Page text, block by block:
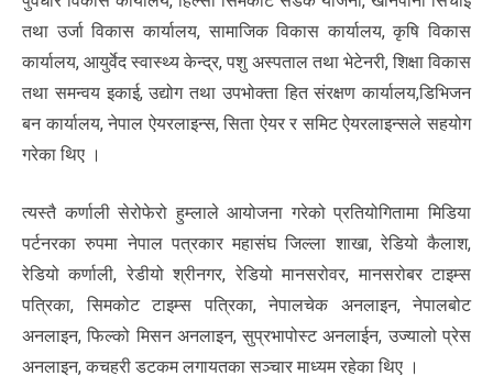
तथा उर्जा विकास कार्यालय, सामाजिक विकास कार्यालय, कृषि विकास
कार्यालय, आयुर्वेद स्वास्थ्य केन्द्र, पशु अस्पताल तथा भेटेनरी, शिक्षा विकास
तथा समन्वय इकाई, उद्योग तथा उपभोक्ता हित संरक्षण कार्यालय,डिभिजन
बन कार्यालय, नेपाल ऐयरलाइन्स, सिता ऐयर र समिट ऐयरलाइन्सले सहयोग
गरेका थिए ।
त्यस्तै कर्णाली सेरोफेरो हुम्लाले आयोजना गरेको प्रतियोगितामा मिडिया
पर्टनरका रुपमा नेपाल पत्रकार महासंघ जिल्ला शाखा, रेडियो कैलाश,
रेडियो कर्णाली, रेडीयो श्रीनगर, रेडियो मानसरोवर, मानसरोबर टाइम्स
पत्रिका, सिमकोट टाइम्स पत्रिका, नेपालचेक अनलाइन, नेपालबोट
अनलाइन, फिल्को मिसन अनलाइन, सुप्रभापोस्ट अनलाईन, उज्यालो प्रेस
अनलाइन, कचहरी डटकम लगायतका सञ्चार माध्यम रहेका थिए ।